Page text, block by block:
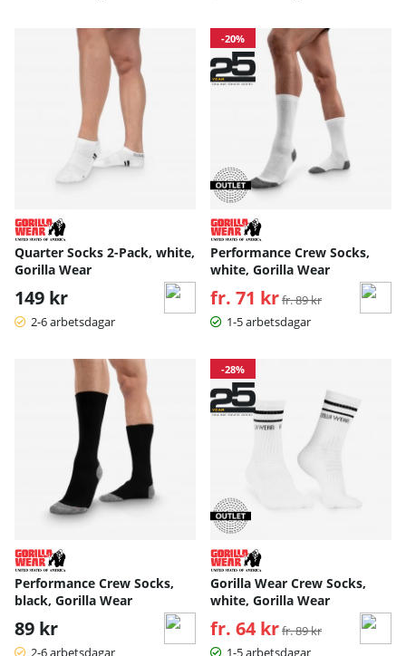
Quarter Socks 2-Pack, white,
Gorilla Wear
149 kr
2-6 arbetsdagar
-20%
Performance Crew Socks,
white, Gorilla Wear
fr. 71 kr Ordinarie pris:
fr. 89 kr
1-5 arbetsdagar
Performance Crew Socks,
black, Gorilla Wear
89 kr
2-6 arbetsdagar
-28%
Gorilla Wear Crew Socks,
white, Gorilla Wear
fr. 64 kr Ordinarie pris:
fr. 89 kr
1-5 arbetsdagar